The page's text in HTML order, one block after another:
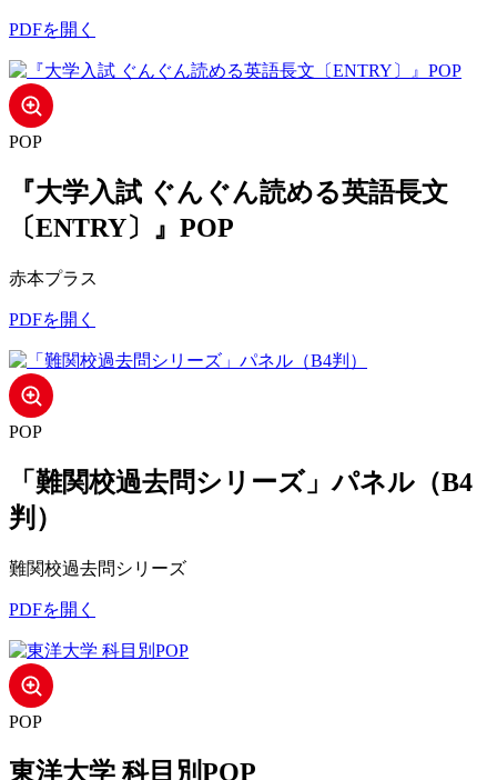
PDFを開く
POP
『大学入試 ぐんぐん読める英語長文
〔ENTRY〕』POP
赤本プラス
PDFを開く
POP
「難関校過去問シリーズ」パネル（B4
判）
難関校過去問シリーズ
PDFを開く
POP
東洋大学 科目別POP